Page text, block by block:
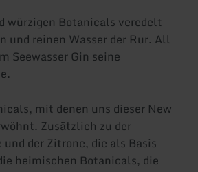
würzigen Botanicals veredelt
und reinen Wasser der Rur. All
Seewasser Gin seine
mit denen uns dieser New
Zusätzlich zu der
der Zitrone, die als Basis
heimischen Botanicals, die